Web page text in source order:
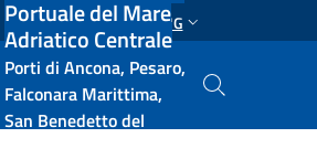
ENG
Portuale del Mare
Adriatico Centrale
Porti di Ancona, Pesaro,
Falconara Marittima,
San Benedetto del